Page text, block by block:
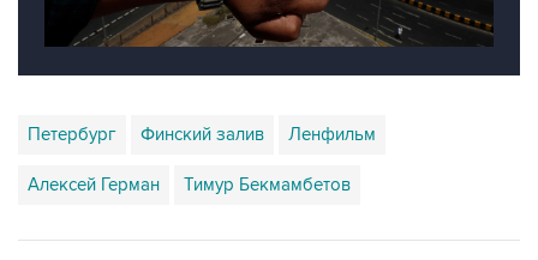
Петербург Финский залив Ленфильм
Алексей Герман Тимур Бекмамбетов